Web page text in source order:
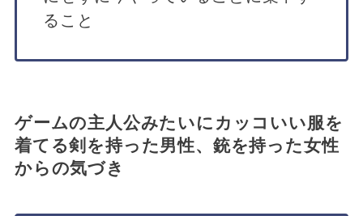
ること
ゲームの主人公みたいにカッコいい服を
着てる剣を持った男性、銃を持った女性
からの気づき